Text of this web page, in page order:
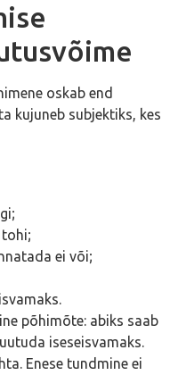
oskab end
kujuneb subjektiks, kes
ei või;
põhimõte: abiks saab
iseseisvamaks.
Enese tundmine ei